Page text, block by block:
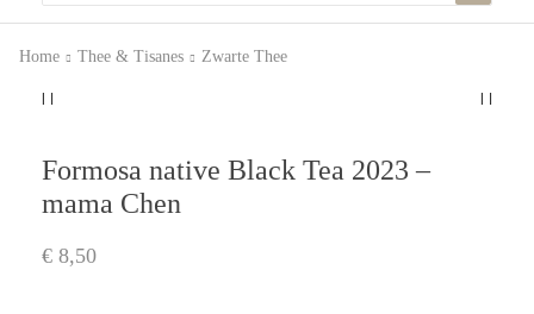
Home Thee & Tisanes Zwarte Thee
Formosa native Black Tea 2023 –
mama Chen
€ 8,50